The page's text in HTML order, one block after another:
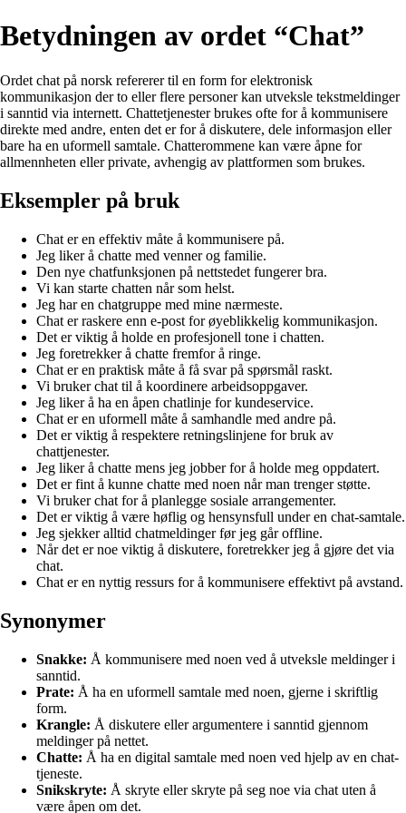
Betydningen av ordet “Chat”
Ordet chat på norsk refererer til en form for elektronisk
kommunikasjon der to eller flere personer kan utveksle tekstmeldinger
i sanntid via internett. Chattetjenester brukes ofte for å kommunisere
direkte med andre, enten det er for å diskutere, dele informasjon eller
bare ha en uformell samtale. Chatterommene kan være åpne for
allmennheten eller private, avhengig av plattformen som brukes.
Eksempler på bruk
Chat er en effektiv måte å kommunisere på.
Jeg liker å chatte med venner og familie.
Den nye chatfunksjonen på nettstedet fungerer bra.
Vi kan starte chatten når som helst.
Jeg har en chatgruppe med mine nærmeste.
Chat er raskere enn e-post for øyeblikkelig kommunikasjon.
Det er viktig å holde en profesjonell tone i chatten.
Jeg foretrekker å chatte fremfor å ringe.
Chat er en praktisk måte å få svar på spørsmål raskt.
Vi bruker chat til å koordinere arbeidsoppgaver.
Jeg liker å ha en åpen chatlinje for kundeservice.
Chat er en uformell måte å samhandle med andre på.
Det er viktig å respektere retningslinjene for bruk av
chattjenester.
Jeg liker å chatte mens jeg jobber for å holde meg oppdatert.
Det er fint å kunne chatte med noen når man trenger støtte.
Vi bruker chat for å planlegge sosiale arrangementer.
Det er viktig å være høflig og hensynsfull under en chat-samtale.
Jeg sjekker alltid chatmeldinger før jeg går offline.
Når det er noe viktig å diskutere, foretrekker jeg å gjøre det via
chat.
Chat er en nyttig ressurs for å kommunisere effektivt på avstand.
Synonymer
Snakke: Å kommunisere med noen ved å utveksle meldinger i
sanntid.
Prate: Å ha en uformell samtale med noen, gjerne i skriftlig
form.
Krangle: Å diskutere eller argumentere i sanntid gjennom
meldinger på nettet.
Chatte: Å ha en digital samtale med noen ved hjelp av en chat-
tjeneste.
Snikskryte: Å skryte eller skryte på seg noe via chat uten å
være åpen om det.